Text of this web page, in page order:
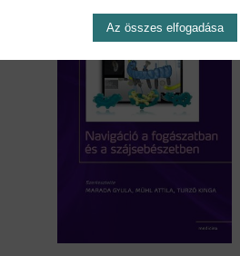
Az összes elfogadása